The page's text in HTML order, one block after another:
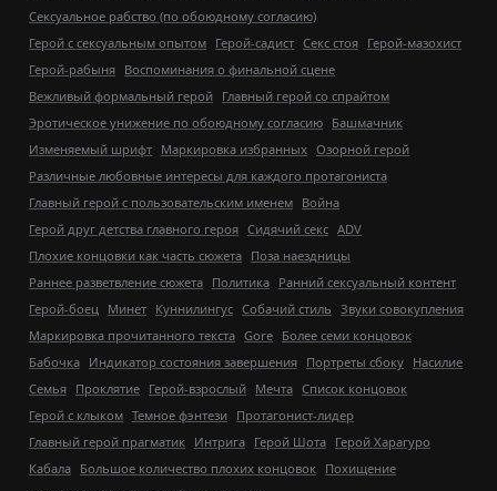
Сексуальное рабство (по обоюдному согласию)
Герой с сексуальным опытом Герой-садист Секс стоя Герой-мазохист
Герой-рабыня Воспоминания о финальной сцене
Вежливый формальный герой Главный герой со спрайтом
Эротическое унижение по обоюдному согласию Башмачник
Изменяемый шрифт Маркировка избранных Озорной герой
Различные любовные интересы для каждого протагониста
Главный герой с пользовательским именем Война
Герой друг детства главного героя Сидячий секс ADV
Плохие концовки как часть сюжета Поза наездницы
Раннее разветвление сюжета Политика Ранний сексуальный контент
Герой-боец Минет Куннилингус Собачий стиль Звуки совокупления
Маркировка прочитанного текста Gore Более семи концовок
Бабочка Индикатор состояния завершения Портреты сбоку Насилие
Семья Проклятие Герой-взрослый Мечта Список концовок
Герой с клыком Темное фэнтези Протагонист-лидер
Главный герой прагматик Интрига Герой Шота Герой Харагуро
Кабала Большое количество плохих концовок Похищение